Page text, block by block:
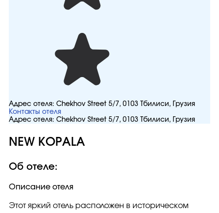
Адрес отеля: Chekhov Street 5/7, 0103 Тбилиси, Грузия
Контакты отеля
Адрес отеля: Chekhov Street 5/7, 0103 Тбилиси, Грузия
NEW KOPALA
Об отеле:
Описание отеля
Этот яркий отель расположен в историческом